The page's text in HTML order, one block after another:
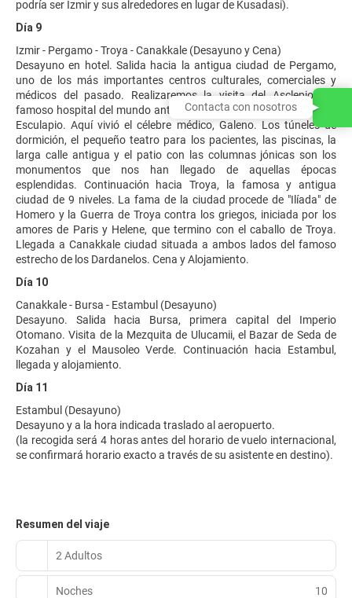
podría ser Izmir y sus alrededores en lugar de Kusadasi).
Día 9
Izmir - Pergamo - Troya - Canakkale (Desayuno y Cena)
Desayuno en hotel. Salida hacia la antigua ciudad de Pergamo,
uno de los más importantes centros culturales, comerciales y
médicos del pasado. Realizaremos la visita del Asclepion, el
famoso hospital del mundo antiguo, dedicado al dios de la salud,
Esculapio. Aquí vivió el célebre médico, Galeno. Los túneles de
dormición, el pequeño teatro para los pacientes, las piscinas, la
larga calle antigua y el patio con las columnas jónicas son los
monumentos que nos han llegado de aquellas épocas
esplendidas. Continuación hacia Troya, la famosa y antigua
ciudad de 9 niveles. La fama de la ciudad procede de "Ilíada" de
Homero y la Guerra de Troya contra los griegos, iniciada por los
amores de Paris y Helene, que termino con el caballo de Troya.
Llegada a Canakkale ciudad situada a ambos lados del famoso
estrecho de los Dardanelos. Cena y Alojamiento.
Día 10
Canakkale - Bursa - Estambul (Desayuno)
Desayuno. Salida hacia Bursa, primera capital del Imperio
Otomano. Visita de la Mezquita de Ulucamii, el Bazar de Seda de
Kozahan y el Mausoleo Verde. Continuación hacia Estambul,
llegada y alojamiento.
Día 11
Estambul (Desayuno)
Desayuno y a la hora indicada traslado al aeropuerto.
(la recogida será 4 horas antes del horario de vuelo internacional,
se confirmará horario exacto a través de su asistente en destino).
Resumen del viaje
2 Adultos
Noches 10
Contacta con nosotros